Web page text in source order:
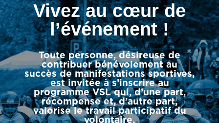
Vivez au cœur de
l’événement !
Toute personne, désireuse de
contribuer bénévolement au
succès de manifestations sportives,
est invitée à s’inscrire au
programme VSL qui, d’une part,
récompense et, d’autre part,
valorise le travail participatif du
volontaire.